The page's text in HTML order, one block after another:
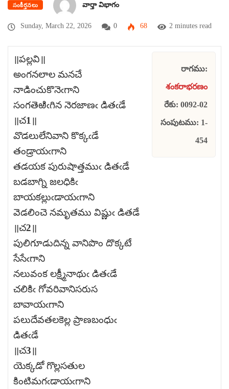
సంకీర్తనలు వార్తా విభాగం
Sunday, March 22, 2026 0 68 2 minutes read
॥పల్లవి॥
అంగనలాల మనచే
నాడించుకొనెఁగాని
సంగతెఱిఁగిన నెరజాణఁ డితఁడే
॥చ1॥
వొడలులేనివాని కొక్కఁడే
తండ్రాయఁగాని
తడయక పురుషాత్తముఁ డితఁడే
బడబాగ్ని జలధికిఁ
బాయకల్లుఁడాయఁగాని
వెడలించె నమృతము విష్ణుఁ డితడే
॥చ2॥
పులిగూడుదిన్న వానిపొం దొక్కటే
సేసేఁగాని
నలువంక లక్ష్మీనాథుఁ డితఁడే
చలికిఁ గోవరివానిసరుస
బావాయఁగాని
పలుదేవతలకెల్ల ప్రాణబంధుఁ
డితఁడే
॥చ3॥
యెక్కడో గొల్లసతుల
కింటిమగఁడాయఁగాని
రాగము:
శంకరాభరణం
రేకు: 0092-02
సంపుటము: 1-
454